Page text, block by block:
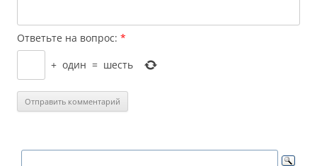
Ответьте на вопрос: *
+ один = шесть